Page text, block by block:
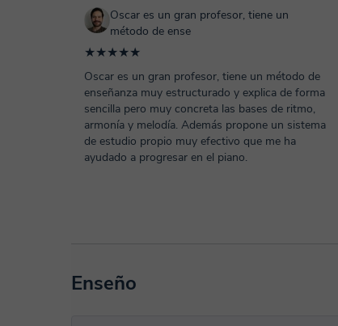
Oscar es un gran profesor, tiene un
método de ense
★★★★★
Oscar es un gran profesor, tiene un método de
enseñanza muy estructurado y explica de forma
sencilla pero muy concreta las bases de ritmo,
armonía y melodía. Además propone un sistema
de estudio propio muy efectivo que me ha
ayudado a progresar en el piano.
Enseño